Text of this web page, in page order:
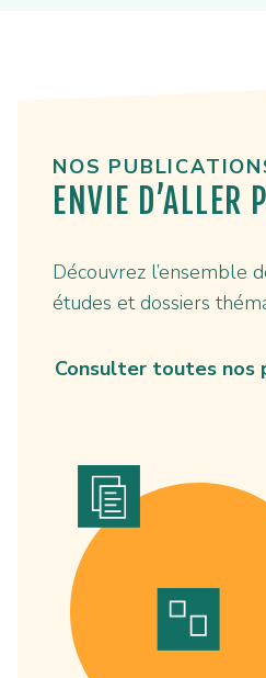
NOS
ENVIE D’ALLER
Découvrez l’ensemble
études et dossiers
Consulter toutes nos